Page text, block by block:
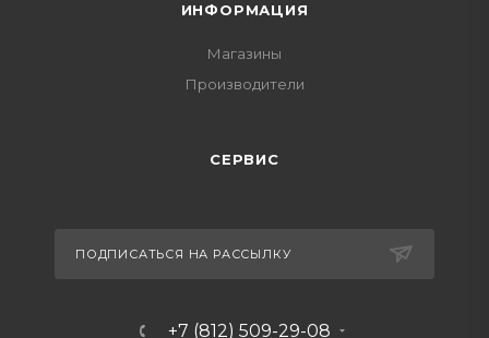
ИНФОРМАЦИЯ
Магазины
Производители
СЕРВИС
ПОДПИСАТЬСЯ НА РАССЫЛКУ
+7 (812) 509-29-08